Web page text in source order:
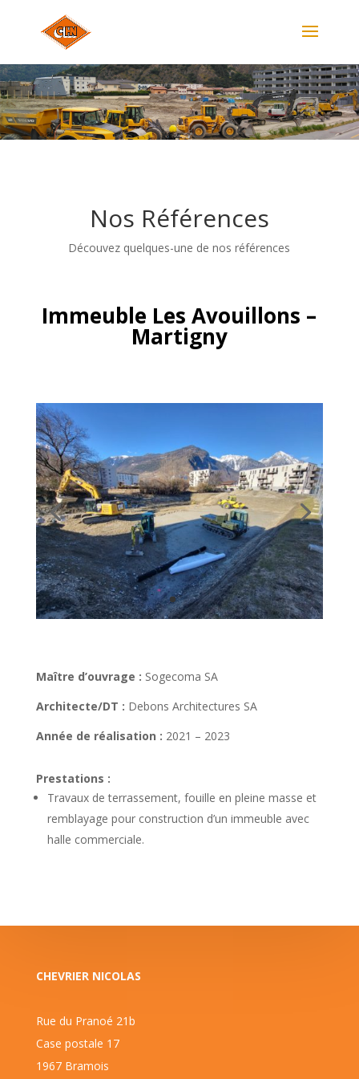
Nos Références
Découvez quelques-une de nos références
Immeuble Les Avouillons –
Martigny
Maître d’ouvrage : Sogecoma SA
Architecte/DT : Debons Architectures SA
Année de réalisation : 2021 – 2023
Prestations :
Travaux de terrassement, fouille en pleine masse et
remblayage pour construction d’un immeuble avec
halle commerciale.
CHEVRIER NICOLAS
Rue du Pranoé 21b
Case postale 17
1967 Bramois